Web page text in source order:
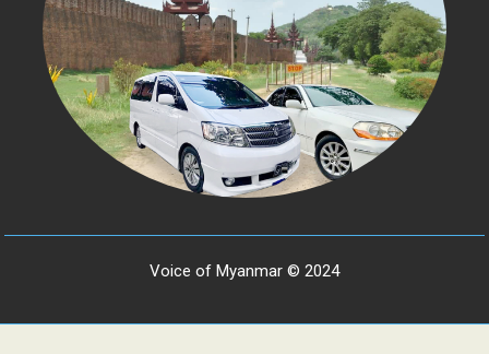
Voice of Myanmar © 2024